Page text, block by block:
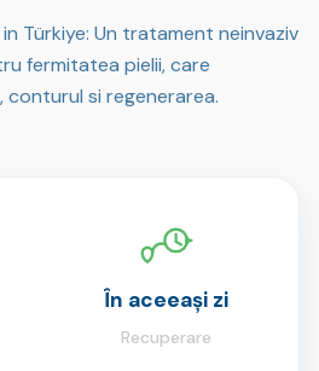
Türkiye: Un tratament neinvaziv
fermitatea pielii, care
si regenerarea.
În aceeași zi
Recuperare